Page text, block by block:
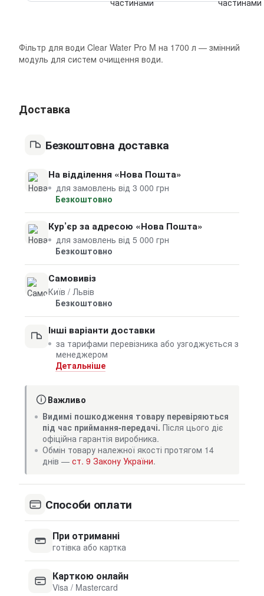
Фільтр для води Clear Water Pro M на 1700 л — змінний
модуль для систем очищення води.
Доставка
Безкоштовна доставка
На відділення «Нова Пошта»
для замовлень від 3 000 грн
Безкоштовно
Кур’єр за адресою «Нова Пошта»
для замовлень від 5 000 грн
Безкоштовно
Самовивіз
Київ / Львів
Безкоштовно
Інші варіанти доставки
за тарифами перевізника або узгоджується з
менеджером
Детальніше
Важливо
Видимі пошкодження товару перевіряються
під час приймання-передачі. Після цього діє
офіційна гарантія виробника.
Обмін товару належної якості протягом 14
днів — ст. 9 Закону України.
Способи оплати
При отриманні
готівка або картка
Карткою онлайн
Visa / Mastercard